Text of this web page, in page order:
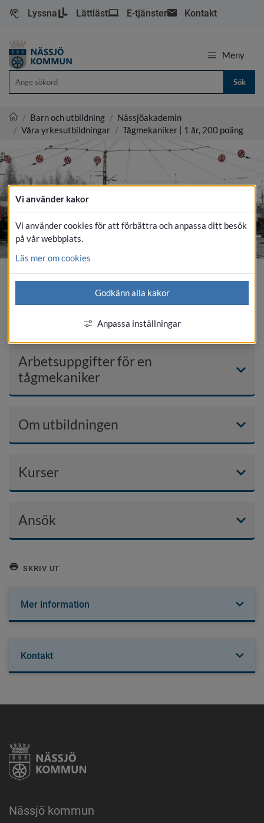
Lyssna Lättläst E-tjänster Kontakt
Meny
Nässjö kommun
/ Barn och utbildning / Nässjöakademin
/ Våra yrkesutbildningar / Tågmekaniker | 1 år, 200 poäng
Tågmekaniker | 1 år, 200 poäng
En yrkesutbildning med fokus på praktiskt arbete
med spårfordon.
Arbetsuppgifter för en
tågmekaniker
Om utbildningen
Kurser
Ansök
SKRIV UT
Mer information
Kontakt
Nässjö kommun
Vi använder kakor
Vi använder cookies för att förbättra och anpassa ditt besök
på vår webbplats.
Läs mer om cookies
Godkänn alla kakor
Anpassa inställningar